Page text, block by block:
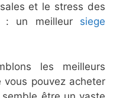
et le stress des
: un meilleursiege
les meilleurs
pouvez acheter